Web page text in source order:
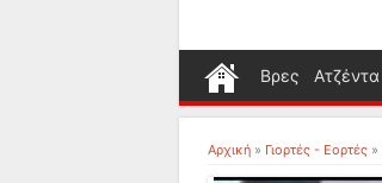
Βρες Ατζέντα
Αρχική» Γιορτές - Εορτές»